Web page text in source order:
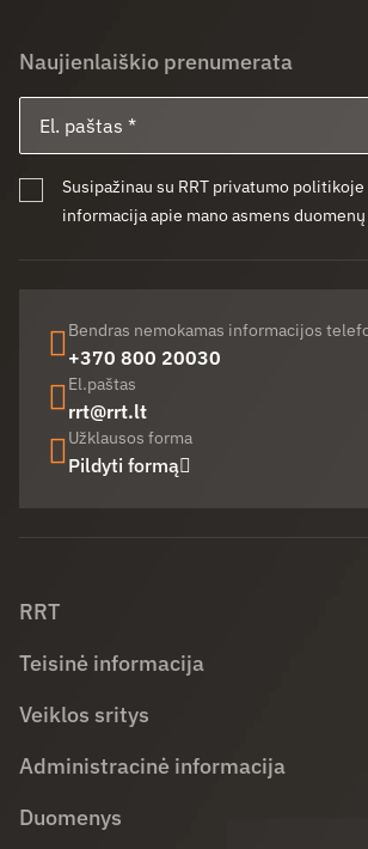
Naujienlaiškio prenumerata
Susipažinau su RRT privatumo
informacija apie mano asmens
Bendras nemokamas informacijos
+370 800 20030
El.paštas
rrt@rrt.lt
Užklausos forma
Pildyti formą
RRT
Teisinė informacija
Veiklos sritys
Administracinė informacija
Duomenys